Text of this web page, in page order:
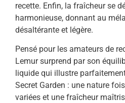
recette. Enfin, la fraîcheur se
harmonieuse, donnant au
désaltérante et légère.
Pensé pour les amateurs de
Lemur surprend par son
liquide qui illustre
Secret Garden : une nature
variées et une fraîcheur